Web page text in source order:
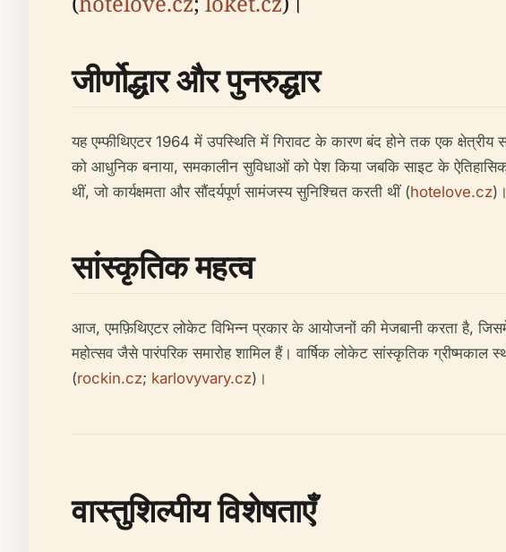
जीर्णोद्धार और पुनरुद्धार
यह एम्फीथिएटर 1964 में उपस्थिति में गिरावट के कारण बंद होने तक एक
को आधुनिक बनाया, समकालीन सुविधाओं को पेश किया जबकि साइट के
थीं, जो कार्यक्षमता और सौंदर्यपूर्ण सामंजस्य सुनिश्चित करती थीं (hotelove.cz)।
सांस्कृतिक महत्व
आज, एमफ़िथिएटर लोकेट विभिन्न प्रकार के आयोजनों की मेजबानी करता है,
महोत्सव जैसे पारंपरिक समारोह शामिल हैं। वार्षिक लोकेट सांस्कृतिक
(rockin.cz; karlovyvary.cz)।
वास्तुशिल्पीय विशेषताएँ